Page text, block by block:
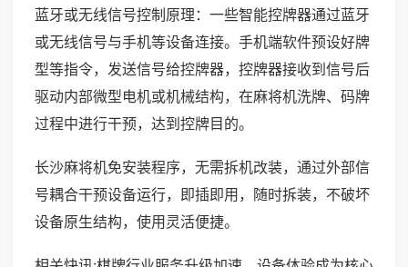
蓝牙或无线信号控制原理：一些智能控牌器通过蓝牙
或无线信号与手机等设备连接。手机端软件预设好牌
型等指令，发送信号给控牌器，控牌器接收到信号后
驱动内部微型电机或机械结构，在麻将机洗牌、码牌
过程中进行干预，达到控牌目的。
长沙麻将机免安装程序，无需拆机改装，通过外部信
号耦合干预设备运行，即插即用，随时拆装，不破坏
设备原生结构，使用灵活便捷。